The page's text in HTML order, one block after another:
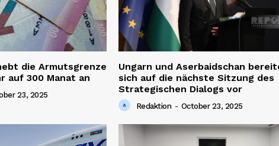
die Armutsgrenze
auf 300 Manat an
23, 2025
Ungarn und Aserbaidschan
sich auf die nächste Sitzung des
Strategischen Dialogs vor
Redaktion - October 23, 2025